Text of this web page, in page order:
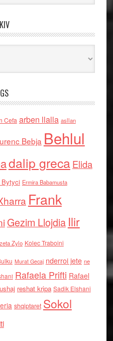
Cefa arben llalla asllan
Bebja Behlul
dalip grecaElida
Bytyci Ermira Babamusta
Frank
Gezim Llojdia Ilir
Zylo Kolec Traboini
Murat Gecaj nderroi jete ne
Rafaela Prifti Rafael
reshat kripa Sadik Elshani
shqiptaret Sokol